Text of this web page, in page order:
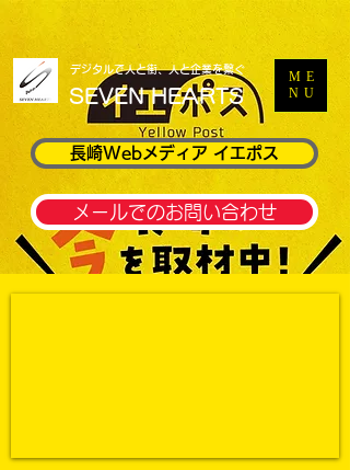
​デジタルで人と街、人と企業を繋ぐ
​SEVEN HEARTS
ME
NU
長崎Webメディア イエポス
メールでのお問い合わせ